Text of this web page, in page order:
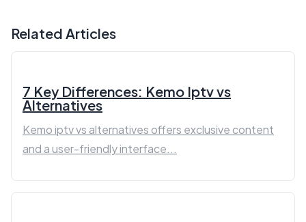
Related Articles
7 Key Differences: Kemo Iptv vs
Alternatives
Kemo iptv vs alternatives offers exclusive content
and a user-friendly interface...